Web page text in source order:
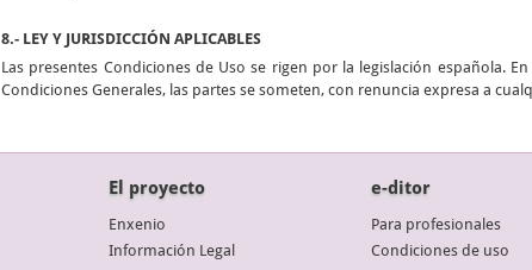
8.- LEY Y JURISDICCIÓN APLICABLES
Las presentes Condiciones de Uso se rigen por la legislación española.
Condiciones Generales, las partes se someten, con renuncia expresa a
El proyecto
Enxenio
Información Legal
e-ditor
Para profesionales
Condiciones de uso